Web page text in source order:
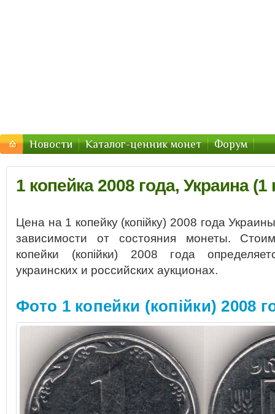
Новости Каталог-ценник монет Форум
1 копейка 2008 года, Украина (1
Цена на 1 копейку (копійку) 2008 года
зависимости от состояния монеты.
копейки (копійки) 2008 года
украинских и российских аукционах.
Фото 1 копейки (копійки) 2008